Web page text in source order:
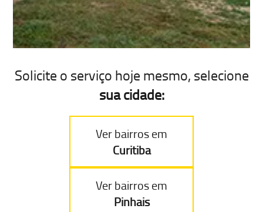
Solicite o serviço hoje mesmo, selecione
sua cidade:
Ver bairros em
Curitiba
Ver bairros em
Pinhais